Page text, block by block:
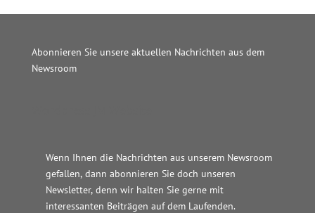
Abonnieren Sie unsere aktuellen Nachrichten aus dem
Newsroom
Wenn Ihnen die Nachrichten aus unserem Newsroom
gefallen, dann abonnieren Sie doch unseren
Newsletter, denn wir halten Sie gerne mit
interessanten Beiträgen auf dem Laufenden.